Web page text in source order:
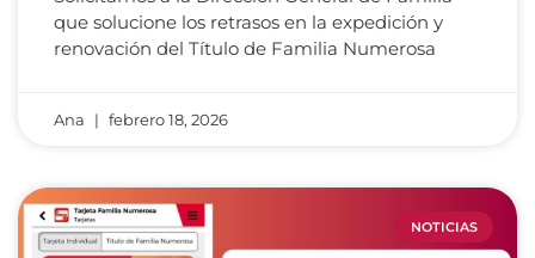
que solucione los retrasos en la expedición y
renovación del Título de Familia Numerosa
Ana febrero 18, 2026
NOTICIAS